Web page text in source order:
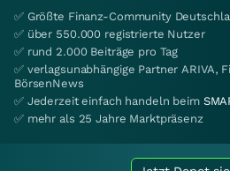
✅ Größte Finanz-Community
✅ über 550.000 registrierte Nutzer
✅ rund 2.000 Beiträge pro Tag
✅ verlagsunabhängige Partner ARIVA,
BörsenNews
✅ Jederzeit einfach handeln beim
✅ mehr als 25 Jahre Marktpräsenz